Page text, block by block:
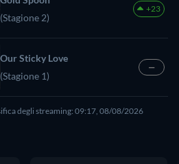
(Stagione 2)
+23
Our Sticky Love
(Stagione 1)
—
degli streaming: 09:17, 08/08/2026